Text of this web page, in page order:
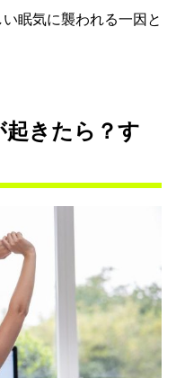
眠気に襲われる一因と
起きたら？す